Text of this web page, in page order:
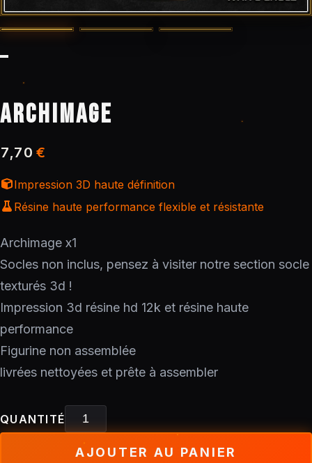
ARCHIMAGE
7,70 €
Impression 3D haute définition
Résine haute performance flexible et résistante
Archimage x1
Socles non inclus, pensez à visiter notre section socle
texturés 3d !
Impression 3d résine hd 12k et résine haute
performance
Figurine non assemblée
livrées nettoyées et prête à assembler
QUANTITÉ
AJOUTER AU PANIER